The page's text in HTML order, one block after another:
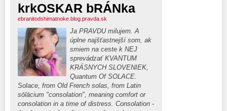
krkOSKAR bRÁNka
ebranitodshimatnoke.blog.pravda.sk
Ja PRAVDU milujem. A
úplne najšťastnejší som, ak
smiem na ceste k NEJ
sprevádzať KVANTUM
KRÁSNYCH SLOVENIEK,
Quantum Of SOLACE.
Solace, from Old French solas, from Latin
sōlācium "consolation", meaning comfort or
consolation in a time of distress. Consolation -